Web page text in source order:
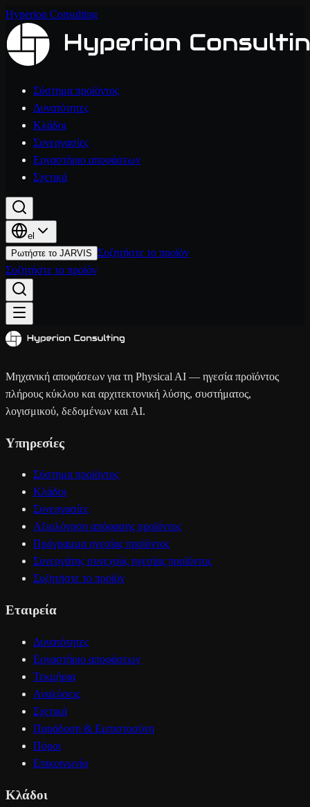
Hyperion Consulting
Σύστημα προϊόντος
Δυνατότητες
Κλάδοι
Συνεργασίες
Εργαστήριο αποφάσεων
Σχετικά
el
Ρωτήστε το JARVIS Συζητήστε το προϊόν
Συζητήστε το προϊόν
Μηχανική αποφάσεων για τη Physical AI — ηγεσία προϊόντος
πλήρους κύκλου και αρχιτεκτονική λύσης, συστήματος,
λογισμικού, δεδομένων και AI.
Υπηρεσίες
Σύστημα προϊόντος
Κλάδοι
Συνεργασίες
Αξιολόγηση απόφασης προϊόντος
Πρόγραμμα ηγεσίας προϊόντος
Συνεργάτης συνεχούς ηγεσίας προϊόντος
Συζητήστε το προϊόν
Εταιρεία
Δυνατότητες
Εργαστήριο αποφάσεων
Τεκμήρια
Αναλύσεις
Σχετικά
Παράδοση & Εμπιστοσύνη
Πόροι
Επικοινωνία
Κλάδοι